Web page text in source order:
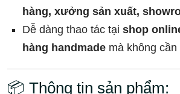
hàng, xưởng sản xuất,
Dễ dàng thao tác tại shop
hàng handmade mà không
📦 Thông tin sản phẩm: